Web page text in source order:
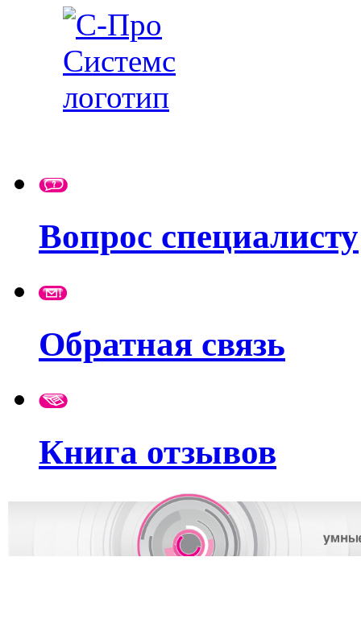
Вопрос специалисту
Обратная связь
Книга отзывов